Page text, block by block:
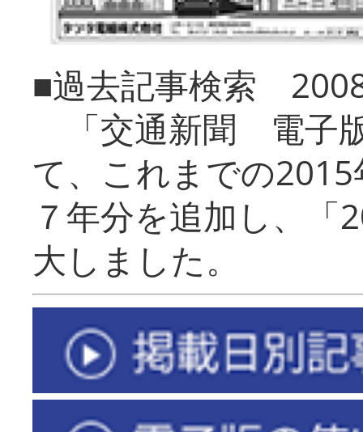
■過去記事検索
「交通新聞 電子
て、これまでの
７年分を追加し、「
大しまし